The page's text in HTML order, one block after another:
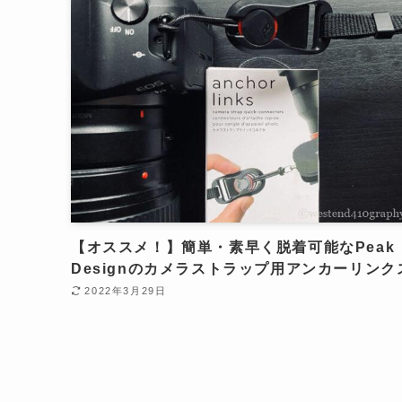
【オススメ！】簡単・素早く脱着可能なPeak
Designのカメラストラップ用アンカーリンク
2022年3月29日